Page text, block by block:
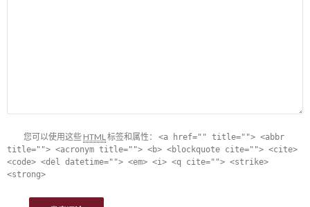
您可以使用这些 HTML 标签和属性： <a href="" title=""> <abbr
title=""> <acronym title=""> <b> <blockquote cite=""> <cite>
<code> <del datetime=""> <em> <i> <q cite=""> <strike>
<strong>